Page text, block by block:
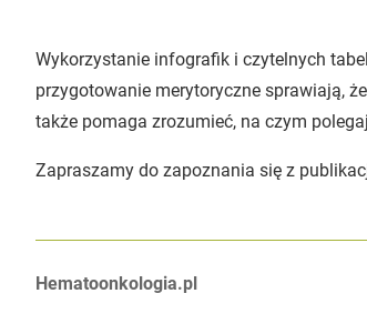
Wykorzystanie infografik i czytelnych
przygotowanie merytoryczne sprawiają,
także pomaga zrozumieć, na czym
Zapraszamy do zapoznania się z
Autorzy:
Hematoonkologia.pl